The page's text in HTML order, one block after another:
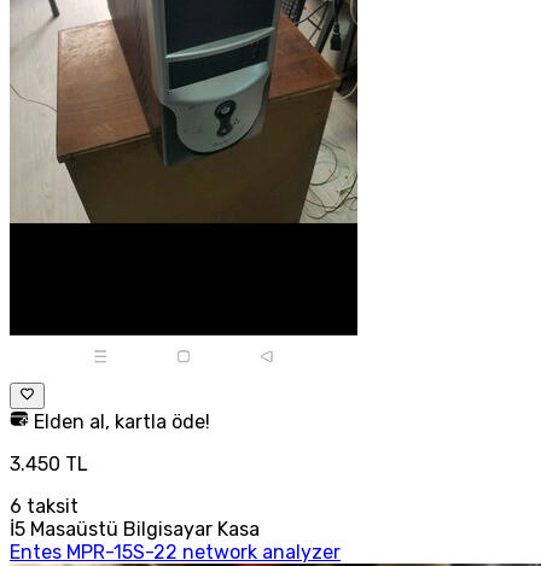
Elden al, kartla öde!
3.450 TL
6 taksit
İ5 Masaüstü Bilgisayar Kasa
Entes MPR-15S-22 network analyzer